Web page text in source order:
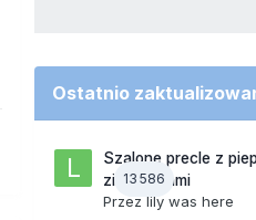
Ostatnio
13 586
Szalone precle z
ziemniakami
Przez lily was here